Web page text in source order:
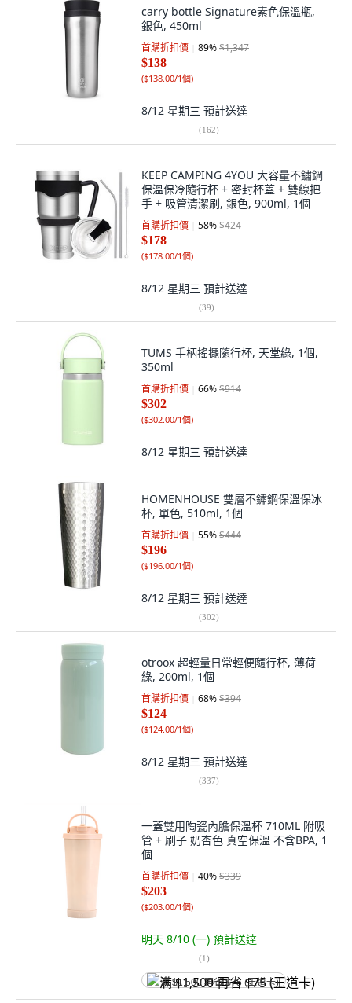
carry bottle Signature素色保溫瓶,
銀色, 450ml
首購折扣價 89%$1,347
$138
($138.00/1個)
8/12 星期三 預計送達
(162)
KEEP CAMPING 4YOU 大容量不鏽鋼
保溫保冷隨行杯 + 密封杯蓋 + 雙線把
手 + 吸管清潔刷, 銀色, 900ml, 1個
首購折扣價 58%$424
$178
($178.00/1個)
8/12 星期三 預計送達
(39)
TUMS 手柄搖擺隨行杯, 天堂綠, 1個,
350ml
首購折扣價 66%$914
$302
($302.00/1個)
8/12 星期三 預計送達
HOMENHOUSE 雙層不鏽鋼保溫保冰
杯, 單色, 510ml, 1個
首購折扣價 55%$444
$196
($196.00/1個)
8/12 星期三 預計送達
(302)
otroox 超輕量日常輕便隨行杯, 薄荷
綠, 200ml, 1個
首購折扣價 68%$394
$124
($124.00/1個)
8/12 星期三 預計送達
(337)
一蓋雙用陶瓷內膽保溫杯 710ML 附吸
管 + 刷子 奶杏色 真空保溫 不含BPA, 1
個
首購折扣價 40%$339
$203
($203.00/1個)
明天 8/10 (一) 預計送達
(1)
满 $1,500 再省 $75 (王道卡)